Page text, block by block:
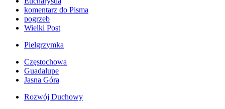
komentarz do Pisma
pogrzeb
Wielki Post
Pielgrzymka
Częstochowa
Guadalupe
Jasna Góra
Rozwój Duchowy